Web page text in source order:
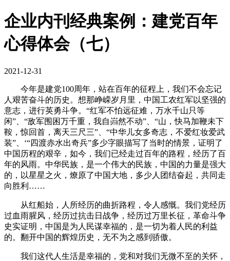
企业内刊经典案例：建党百年
心得体会（七）
2021-12-31
今年是建党100周年，站在百年的征程上，我们不会忘记
人艰苦奋斗的历史。想那峥嵘岁月里，中国工农红军以坚强的
意志，进行英勇斗争。“红军不怕远征难，万水千山只等
闲”、“敌军围困万千重，我自岿然不动”、“山，快马加鞭未下
鞍，惊回首，离天三尺三”、“中华儿女多奇志，不爱红妆爱武
装”、‘“四渡赤水出奇兵”多少字眼描写了当时的情景，证明了
中国历程的艰辛，如今，我们已经走过百年的路程，经历了百
年的风雨。中华民族，是一个伟大的民族，中国的力量是强大
的，以星星之火，燎原了中国大地，多少人团结奋起，共同走
向胜利……
从红船始，人所经历的曲折路程，令人感慨。我们党经历
过血雨腥风，经历过抗击日战争，经历过万里长征，革命斗争
史实证明，中国是为人民谋幸福的，是一切为着人民的利益
的。翻开中国的辉煌历史，无不为之感到骄傲。
我们这代人生活是幸福的，党和对我们无微不至的关怀，